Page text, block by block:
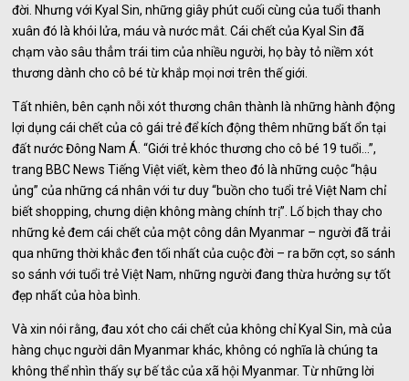
đời. Nhưng với Kyal Sin, những giây phút cuối cùng của tuổi thanh
xuân đó là khói lửa, máu và nước mắt. Cái chết của Kyal Sin đã
chạm vào sâu thẳm trái tim của nhiều người, họ bày tỏ niềm xót
thương dành cho cô bé từ khắp mọi nơi trên thế giới.
Tất nhiên, bên cạnh nỗi xót thương chân thành là những hành động
lợi dụng cái chết của cô gái trẻ để kích động thêm những bất ổn tại
đất nước Đông Nam Á. “Giới trẻ khóc thương cho cô bé 19 tuổi…”,
trang BBC News Tiếng Việt viết, kèm theo đó là những cuộc “hậu
ủng” của những cá nhân với tư duy “buồn cho tuổi trẻ Việt Nam chỉ
biết shopping, chưng diện không màng chính trị”. Lố bịch thay cho
những kẻ đem cái chết của một công dân Myanmar – người đã trải
qua những thời khắc đen tối nhất của cuộc đời – ra bỡn cợt, so sánh
so sánh với tuổi trẻ Việt Nam, những người đang thừa hưởng sự tốt
đẹp nhất của hòa bình.
Và xin nói rằng, đau xót cho cái chết của không chỉ Kyal Sin, mà của
hàng chục người dân Myanmar khác, không có nghĩa là chúng ta
không thể nhìn thấy sự bế tắc của xã hội Myanmar. Từ những lời